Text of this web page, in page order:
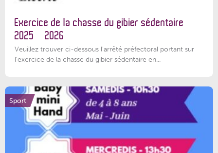
Exercice de la chasse du gibier sédentaire
2025 – 2026
Veuillez trouver ci-dessous l'arrêté préfectoral portant sur
l'exercice de la chasse du gibier sédentaire en...
Sport